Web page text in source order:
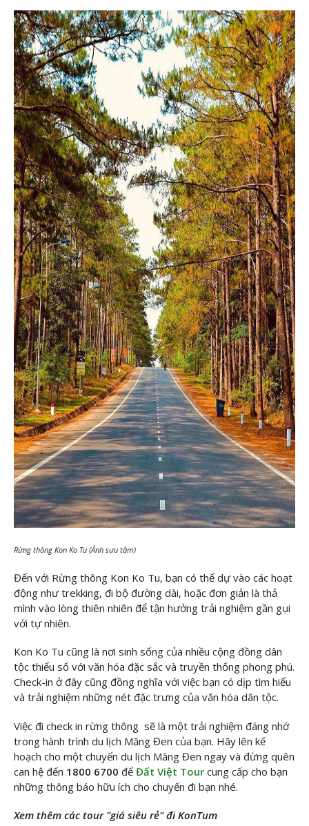
Rừng thông Kon Ko Tu (Ảnh sưu tầm)
Đến với Rừng thông Kon Ko Tu, bạn có thể dự vào các hoạt
động như trekking, đi bộ đường dài, hoặc đơn giản là thả
mình vào lòng thiên nhiên để tận hưởng trải nghiệm gần gụi
với tự nhiên.
Kon Ko Tu cũng là nơi sinh sống của nhiều cộng đồng dân
tộc thiểu số với văn hóa đặc sắc và truyền thống phong phú.
Check-in ở đây cũng đồng nghĩa với việc bạn có dịp tìm hiểu
và trải nghiệm những nét đặc trưng của văn hóa dân tộc.
Việc đi check in rừng thông sẽ là một trải nghiệm đáng nhớ
trong hành trình du lịch Măng Đen của bạn. Hãy lên kế
hoạch cho một chuyến du lịch Măng Đen ngay và đừng quên
can hệ đến 1800 6700 để Đất Việt Tour cung cấp cho bạn
những thông báo hữu ích cho chuyến đi bạn nhé.
Xem thêm các tour "giá siêu rẻ" đi KonTum